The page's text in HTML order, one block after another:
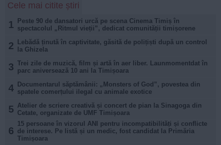
Cele mai citite știri
1
Peste 90 de dansatori urcă pe scena Cinema Timiș în
spectacolul „Ritmul vieții”, dedicat comunității timișorene
2
Lebădă ținută în captivitate, găsită de polițiști după un control
la Ghizela
3 Trei zile de muzică, film și artă în aer liber. Launmomentdat în
parc aniversează 10 ani la Timișoara
4
Documentarul săptămânii: „Monsters of God”, povestea din
spatele comerțului ilegal cu animale exotice
5 Atelier de scriere creativă și concert de pian la Sinagoga din
Cetate, organizate de UMF Timișoara
6
15 persoane în vizorul ANI pentru incompatibilități și conflicte
de interese. Pe listă și un medic, fost candidat la Primăria
Timișoara